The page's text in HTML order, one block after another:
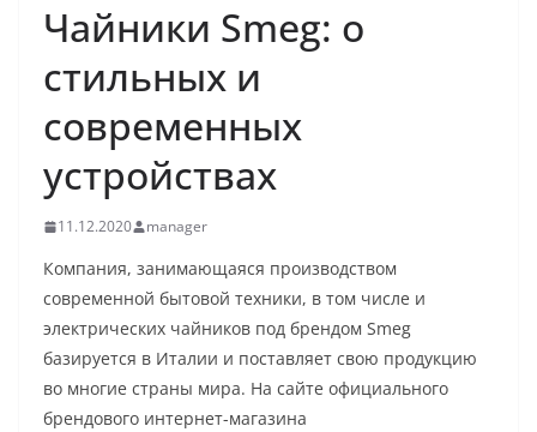
Чайники Smeg: о
стильных и
современных
устройствах
11.12.2020 manager
Компания, занимающаяся производством
современной бытовой техники, в том числе и
электрических чайников под брендом Smeg
базируется в Италии и поставляет свою продукцию
во многие страны мира. На сайте официального
брендового интернет-магазина